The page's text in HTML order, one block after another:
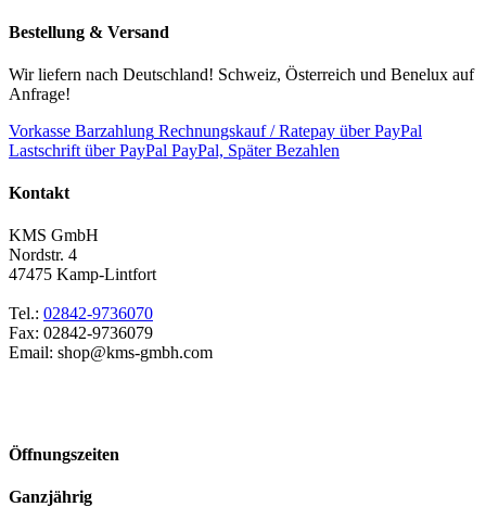
Bestellung & Versand
Wir liefern nach Deutschland! Schweiz, Österreich und Benelux auf
Anfrage!
Vorkasse Barzahlung Rechnungskauf / Ratepay über PayPal
Lastschrift über PayPal PayPal, Später Bezahlen
Kontakt
KMS GmbH
Nordstr. 4
47475 Kamp-Lintfort
Tel.: 02842-9736070
Fax: 02842-9736079
Email: shop
Öffnungszeiten
Ganzjährig